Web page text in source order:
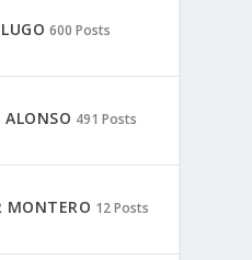
600 Posts
ALONSO 491 Posts
MONTERO 12 Posts